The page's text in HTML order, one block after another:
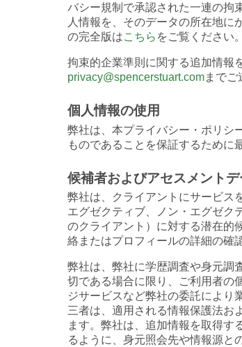
バシー規制で承認された一連の拘
人情報を、そのデータの所在地に
の完全版はこちら をご覧ください。
拘束的企業準則に関する追加情報
privacy@spencerstuart.comまでご
個人情報の使用
弊社は、本プライバシー・ポリシ
ものであることを保証するために
候補者およびアセスメントデ
弊社は、クライアントにサービス
エグゼクティブ、ノン・エグゼク
のクライアント）に対する潜在的
絡またはプロフィールの詳細の確
弊社は、弊社に学歴調査や身元調
切である場合に限り、ご利用者の
ジサービスなど弊社の委託により
三者は、適用される情報保護法お
ます。弊社は、追加情報を取得す
るように、身元照会先や情報源と